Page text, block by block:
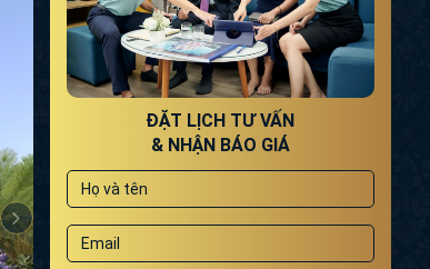
ĐẶT LỊCH TƯ VẤN
& NHẬN BÁO GIÁ